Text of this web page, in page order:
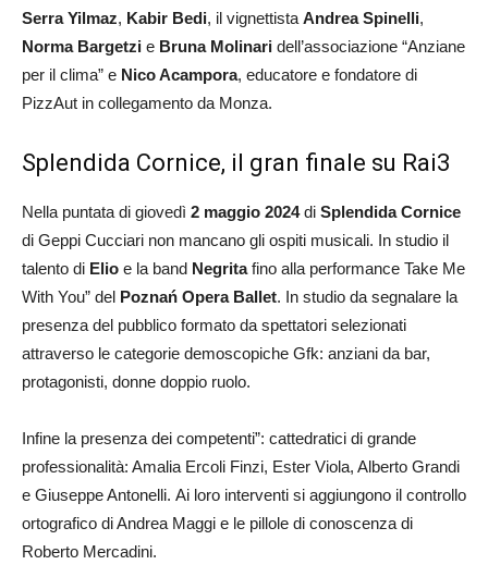
Serra Yilmaz, Kabir Bedi, il vignettista Andrea Spinelli,
Norma Bargetzi e Bruna Molinari dell’associazione “Anziane
per il clima” e Nico Acampora, educatore e fondatore di
PizzAut in collegamento da Monza.
Splendida Cornice, il gran finale su Rai3
Nella puntata di giovedì 2 maggio 2024di Splendida Cornice
di Geppi Cucciari non mancano gli ospiti musicali. In studio il
talento di Elio e la band Negritafino alla performance Take Me
With You” del Poznań Opera Ballet. In studio da segnalare la
presenza del pubblico formato da spettatori selezionati
attraverso le categorie demoscopiche Gfk: anziani da bar,
protagonisti, donne doppio ruolo.
Infine la presenza dei competenti”: cattedratici di grande
professionalità: Amalia Ercoli Finzi, Ester Viola, Alberto Grandi
e Giuseppe Antonelli. Ai loro interventi si aggiungono il controllo
ortografico di Andrea Maggi e le pillole di conoscenza di
Roberto Mercadini.